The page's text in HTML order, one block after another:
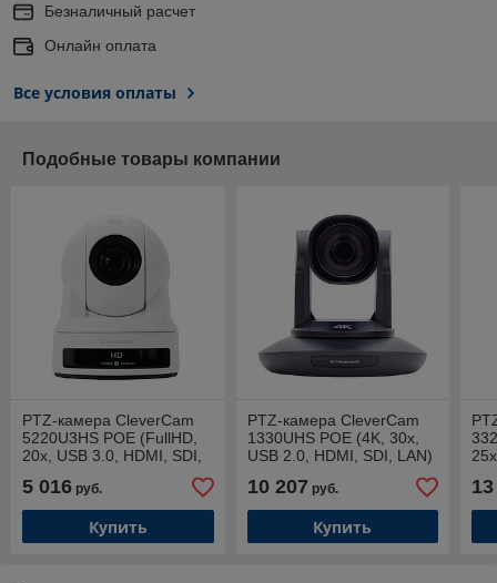
Безналичный расчет
Онлайн оплата
Все условия оплаты
Подобные товары компании
PTZ-камера CleverCam
5220U3HS POE (FullHD,
20x, USB 3.0, HDMI, SDI,
5 016 руб.
Купить
PTZ-камера CleverCam
1330UHS POE (4K, 30x,
USB 2.0, HDMI, SDI, LAN)
10 207 руб.
Купить